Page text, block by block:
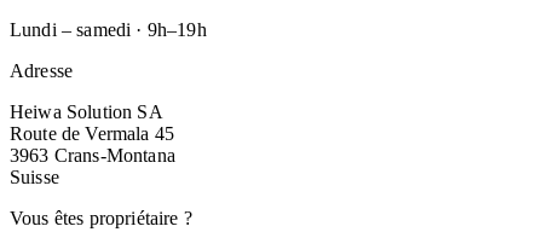
Lundi – samedi · 9h–19h
Adresse
Heiwa Solution SA
Route de Vermala 45
3963 Crans-Montana
Suisse
Vous êtes propriétaire ?